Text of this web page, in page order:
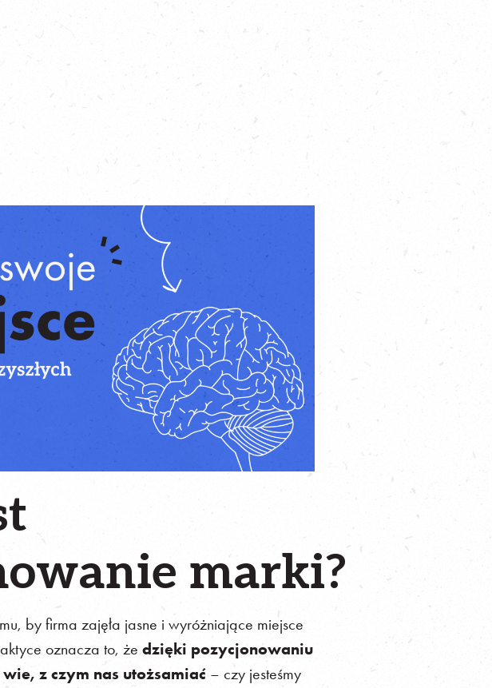
marki?
by firma zajęła jasne i wyróżniające miejsce
oznacza to, że dzięki pozycjonowaniu
z czym nas utożsamiać– czy jesteśmy